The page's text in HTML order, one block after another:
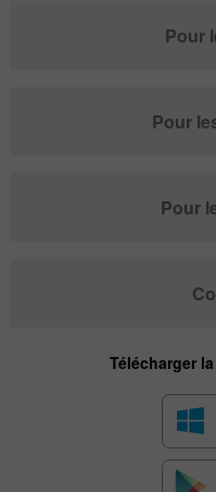
Pour
Pour
Pour
Télécharger